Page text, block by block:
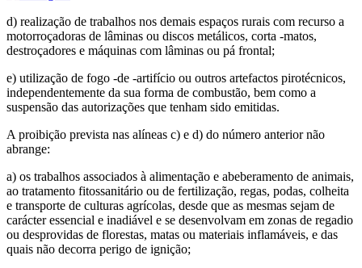
d) realização de trabalhos nos demais espaços rurais com recurso a
motorroçadoras de lâminas ou discos metálicos, corta -matos,
destroçadores e máquinas com lâminas ou pá frontal;
e) utilização de fogo -de -artifício ou outros artefactos pirotécnicos,
independentemente da sua forma de combustão, bem como a
suspensão das autorizações que tenham sido emitidas.
A proibição prevista nas alíneas c) e d) do número anterior não
abrange:
a) os trabalhos associados à alimentação e abeberamento de animais,
ao tratamento fitossanitário ou de fertilização, regas, podas, colheita
e transporte de culturas agrícolas, desde que as mesmas sejam de
carácter essencial e inadiável e se desenvolvam em zonas de regadio
ou desprovidas de florestas, matas ou materiais inflamáveis, e das
quais não decorra perigo de ignição;